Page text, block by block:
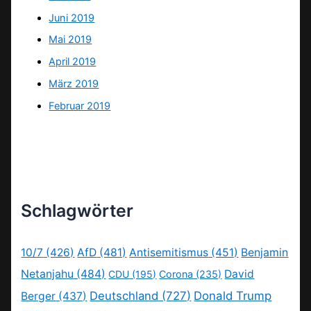
Juni 2019
Mai 2019
April 2019
März 2019
Februar 2019
Schlagwörter
10/7 (426) AfD (481) Antisemitismus (451) Benjamin
Netanjahu (484) CDU (195) Corona (235) David
Berger (437) Deutschland (727) Donald Trump